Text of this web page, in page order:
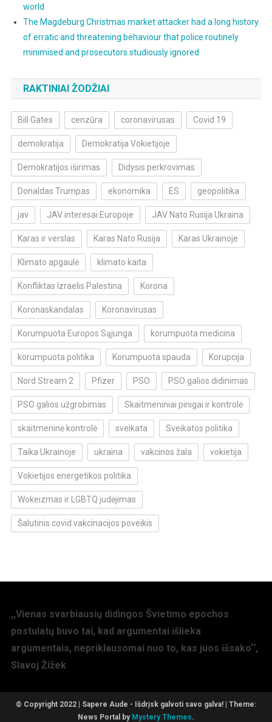
world
The Magdeburg Christmas market attacker had a long history
of erratic and threatening behaviour that police routinely
minimised and prosecutors studiously ignored
RAKTINIAI ŽODŽIAI
Bill Gates cenzūra coronavirusas Covid 19
demokratija Demokratija Vokietijoje
Demokratijos iširimas Didysis perkrovimas
Donaldas Trumpas ekonomika ES geopolitika
jav JAV interesai Europoje JAV Nato Rusija Ukraina
Karas ir verslas Karas Nato Rusija Karas Ukrainoje
Klimato apgaulė klimato kaita
Konfliktas Izraelis Palestina Korona
Koronaskandalas Koronavirusas
Korumpuota Europos Sąjunga korumpuota medicina
korumpuota politika Korumpuota spauda Korupcija
Nord Stream 2 Pfizer PSO PSO galios didinimas
PSO galios užgrobimas Skaitmeniniai pinigai ir kontrolė
skaitmeninė kontrolė sveikata Sveikatos politika
Taika Ukrainoje ukraina vakcinos žala vokietija
Vokietijos energetikos politika
Wokeizmas ir LGBTQ judėjimas
Šalutinis covid vakcinacijos poveikis
,,Vienas svarbiausių didingos Švietimo epochos
postulatų buvo tai, kad argumentai išlieka
argumentais, nepriklausomai nuo to, kas juos išsako‘‘,
Slavoj Žižek
© Copyright 2022 | Sapere Aude - Išdrįsk galvoti savo galva!
Theme:
News Portal by Mystery Themes.